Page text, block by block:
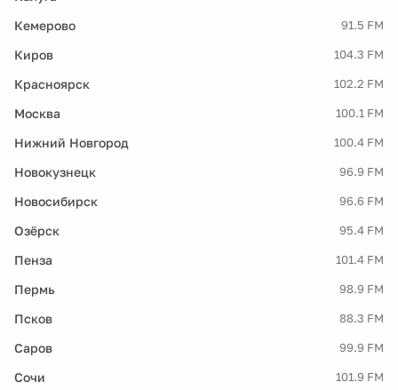
Кемерово 91.5 FM
Киров 104.3 FM
Красноярск 102.2 FM
Москва 100.1 FM
Нижний Новгород 100.4 FM
Новокузнецк 96.9 FM
Новосибирск 96.6 FM
Озёрск 95.4 FM
Пенза 101.4 FM
Пермь 98.9 FM
Псков 88.3 FM
Саров 99.9 FM
Сочи 101.9 FM